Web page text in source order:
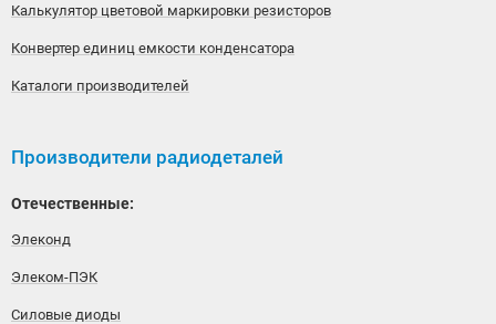
Калькулятор цветовой маркировки резисторов
Конвертер единиц емкости конденсатора
Каталоги производителей
Производители радиодеталей
Отечественные:
Элеконд
Элеком-ПЭК
Силовые диоды